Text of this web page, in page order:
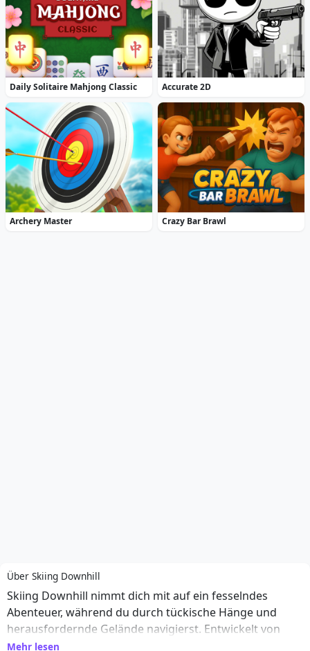
Daily Solitaire Mahjong Classic Accurate 2D
Archery Master Crazy Bar Brawl
Über Skiing Downhill
Skiing Downhill nimmt dich mit auf ein fesselndes
Abenteuer, während du durch tückische Hänge und
herausfordernde Gelände navigierst. Entwickelt von
FLGames, taucht dieses Online-Browser-Spiel die Spieler
Mehr lesen